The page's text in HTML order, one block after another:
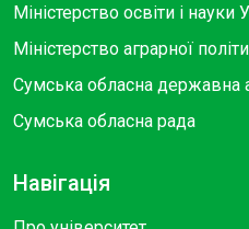
Міністерство освіти і науки
Міністерство аграрної
Сумська обласна державна
Сумська обласна рада
Навігація